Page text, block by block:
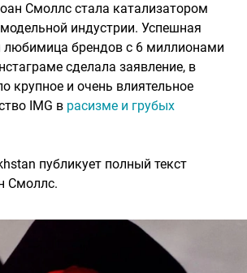
Смоллс стала катализатором
индустрии. Успешная
любимица брендов с 6 миллионами
сделала заявление, в
крупное и очень влиятельное
IMG в расизме и грубых
публикует полный текст
Смоллс.